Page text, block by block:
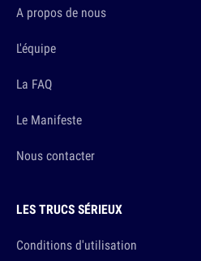
A propos de nous
L'équipe
La FAQ
Le Manifeste
Nous contacter
LES TRUCS SÉRIEUX
Conditions d'utilisation